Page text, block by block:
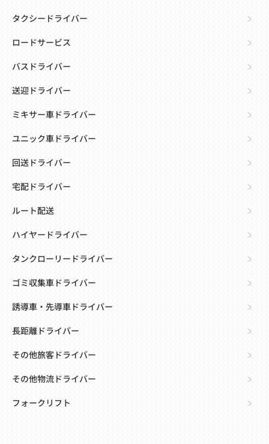
タクシードライバー
ロードサービス
バスドライバー
送迎ドライバー
ミキサー車ドライバー
ユニック車ドライバー
回送ドライバー
宅配ドライバー
ルート配送
ハイヤードライバー
タンクローリードライバー
ゴミ収集車ドライバー
誘導車・先導車ドライバー
長距離ドライバー
その他旅客ドライバー
その他物流ドライバー
フォークリフト